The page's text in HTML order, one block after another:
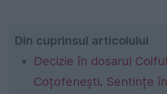
Din cuprinsul articolului
Decizie în dosarul
Coțofenești. Sentințe